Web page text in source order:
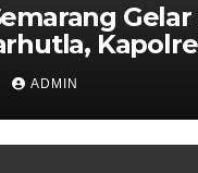
Sinergi dan
Hadapi
ADMIN